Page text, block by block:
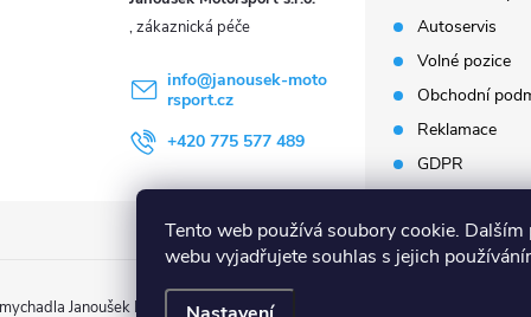
Tento web používá soubory cookie.
webu vyjadřujete souhlas s jejich
info@janousek-moto
rsport.cz
+420 775 577 489
Autoservis
Volné pozice
Obchodní
Reklamace
GDPR
Motorsport
Janoušek Motorsport s.r.o.. Všechna práva vyhrazena.